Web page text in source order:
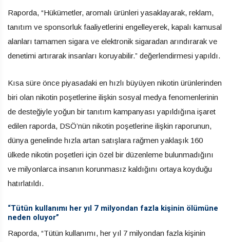
Raporda, “Hükümetler, aromalı ürünleri yasaklayarak, reklam,
tanıtım ve sponsorluk faaliyetlerini engelleyerek, kapalı kamusal
alanları tamamen sigara ve elektronik sigaradan arındırarak ve
denetimi artırarak insanları koruyabilir.” değerlendirmesi yapıldı.
Kısa süre önce piyasadaki en hızlı büyüyen nikotin ürünlerinden
biri olan nikotin poşetlerine ilişkin sosyal medya fenomenlerinin
de desteğiyle yoğun bir tanıtım kampanyası yapıldığına işaret
edilen raporda, DSÖ’nün nikotin poşetlerine ilişkin raporunun,
dünya genelinde hızla artan satışlara rağmen yaklaşık 160
ülkede nikotin poşetleri için özel bir düzenleme bulunmadığını
ve milyonlarca insanın korunmasız kaldığını ortaya koyduğu
hatırlatıldı.
“Tütün kullanımı her yıl 7 milyondan fazla kişinin ölümüne
neden oluyor”
Raporda, “Tütün kullanımı, her yıl 7 milyondan fazla kişinin